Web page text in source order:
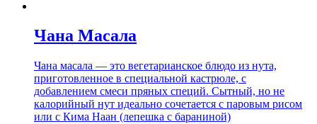
Чана Масала
Чана масала — это вегетарианское блюдо из нута,
приготовленное в специальной кастрюле, с
добавлением смеси пряных специй. Сытный, но не
калорийный нут идеально сочетается с паровым рисом
или с Кима Наан (лепешка с бараниной)